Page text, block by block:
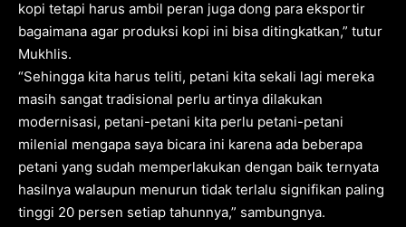
kopi tetapi harus ambil peran juga dong para eksportir
bagaimana agar produksi kopi ini bisa ditingkatkan,” tutur
Mukhlis.
“Sehingga kita harus teliti, petani kita sekali lagi mereka
masih sangat tradisional perlu artinya dilakukan
modernisasi, petani-petani kita perlu petani-petani
milenial mengapa saya bicara ini karena ada beberapa
petani yang sudah memperlakukan dengan baik ternyata
hasilnya walaupun menurun tidak terlalu signifikan paling
tinggi 20 persen setiap tahunnya,” sambungnya.